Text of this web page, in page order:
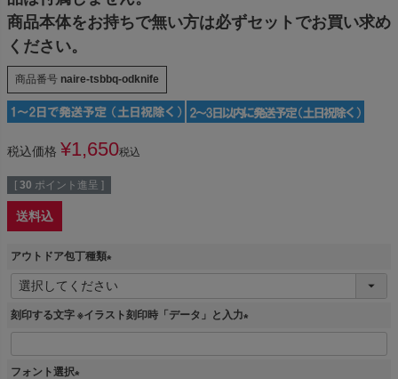
商品本体をお持ちで無い方は必ずセットでお買い求め
ください。
商品番号 naire-tsbbq-odknife
税込価格 ¥1,650税込
[ 30 ポイント進呈 ]
送料込
アウトドア包丁種類
(
必
須
)
刻印する文字 ※イラスト刻印時「データ」と入力
必
フォント選択